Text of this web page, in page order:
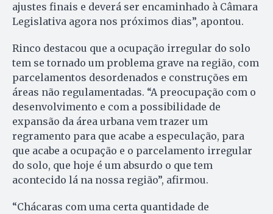
ajustes finais e deverá ser encaminhado à Câmara
Legislativa agora nos próximos dias”, apontou.
Rinco destacou que a ocupação irregular do solo
tem se tornado um problema grave na região, com
parcelamentos desordenados e construções em
áreas não regulamentadas. “A preocupação com o
desenvolvimento e com a possibilidade de
expansão da área urbana vem trazer um
regramento para que acabe a especulação, para
que acabe a ocupação e o parcelamento irregular
do solo, que hoje é um absurdo o que tem
acontecido lá na nossa região”, afirmou.
“Chácaras com uma certa quantidade de